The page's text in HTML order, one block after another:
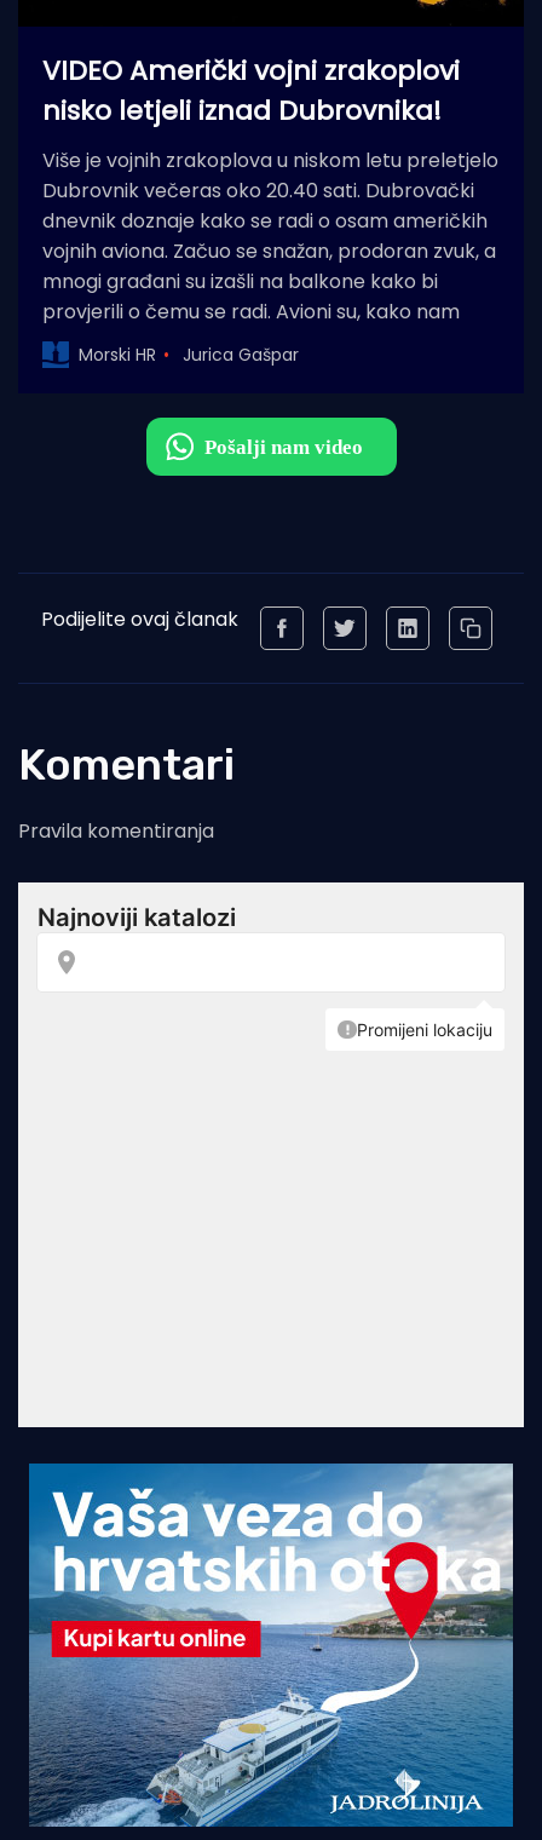
VIDEO Američki vojni zrakoplovi
nisko letjeli iznad Dubrovnika!
Više je vojnih zrakoplova u niskom letu preletjelo
Dubrovnik večeras oko 20.40 sati. Dubrovački
dnevnik doznaje kako se radi o osam američkih
vojnih aviona. Začuo se snažan, prodoran zvuk, a
mnogi građani su izašli na balkone kako bi
provjerili o čemu se radi. Avioni su, kako nam
Morski HR Jurica Gašpar
Podijelite ovaj članak
Komentari
Pravila komentiranja